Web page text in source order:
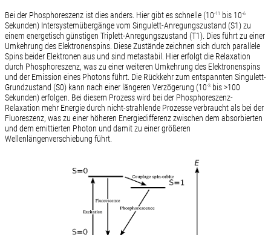
Bei der Phosphoreszenz ist dies anders. Hier gibt es schnelle (10-11 bis 10-6
Sekunden) Intersystemübergänge vom Singulett-Anregungszustand (S1) zu
einem energetisch günstigen Triplett-Anregungszustand (T1). Dies führt zu einer
Umkehrung des Elektronenspins. Diese Zustände zeichnen sich durch parallele
Spins beider Elektronen aus und sind metastabil. Hier erfolgt die Relaxation
durch Phosphoreszenz, was zu einer weiteren Umkehrung des Elektronenspins
und der Emission eines Photons führt. Die Rückkehr zum entspannten Singulett-
Grundzustand (S0) kann nach einer längeren Verzögerung (10-3bis >100
Sekunden) erfolgen. Bei diesem Prozess wird bei der Phosphoreszenz-
Relaxation mehr Energie durch nicht-strahlende Prozesse verbraucht als bei der
Fluoreszenz, was zu einer höheren Energiedifferenz zwischen dem absorbierten
und dem emittierten Photon und damit zu einer größeren
Wellenlängenverschiebung führt.